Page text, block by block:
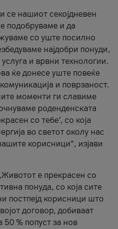
се нашиот секојдневен
подобруваме и да
со уште посилно
најдобри понуди,
и врвни технологии.
ќе донесе уште повеќе
и поврзаност.
моменти ги славиме
роденденската
со тебе’, со која
во светот околу нас
корисници“, изјави
е прекрасен со
понуда, со која сите
постпејд корисници што
договор, добиваат
% попуст за нов